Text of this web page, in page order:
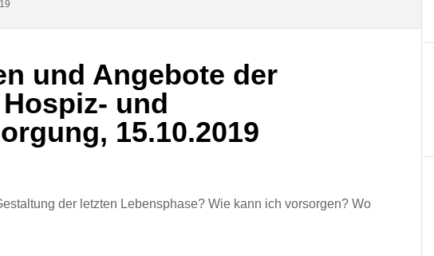
und Angebote der
und
15.10.2019
der letzten Lebensphase? Wie kann ich vorsorgen? Wo